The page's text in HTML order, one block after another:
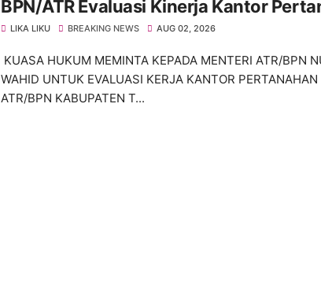
BPN/ATR Evaluasi Kinerja Kantor
Kabupaten Tangerang
LIKA LIKU BREAKING NEWS AUG 02, 2026
KUASA HUKUM MEMINTA KEPADA MENTERI ATR/BPN
WAHID UNTUK EVALUASI KERJA KANTOR PERTANAHAN
ATR/BPN KABUPATEN T...